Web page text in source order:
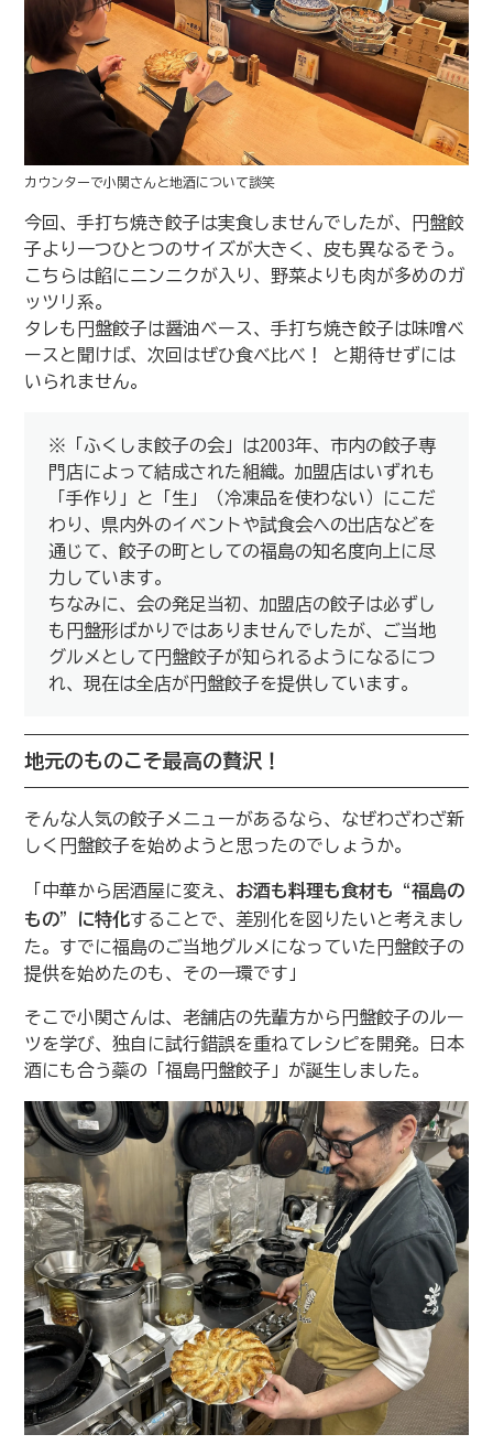
カウンターで小関さんと地酒について談笑
今回、手打ち焼き餃子は実食しませんでしたが、円盤餃
子より一つひとつのサイズが大きく、皮も異なるそう。
こちらは餡にニンニクが入り、野菜よりも肉が多めのガ
ッツリ系。
タレも円盤餃子は醤油ベース、手打ち焼き餃子は味噌ベ
ースと聞けば、次回はぜひ食べ比べ！ と期待せずには
いられません。
※「ふくしま餃子の会」は2003年、市内の餃子専
門店によって結成された組織。加盟店はいずれも
「手作り」と「生」（冷凍品を使わない）にこだ
わり、県内外のイベントや試食会への出店などを
通じて、餃子の町としての福島の知名度向上に尽
力しています。
ちなみに、会の発足当初、加盟店の餃子は必ずし
も円盤形ばかりではありませんでしたが、ご当地
グルメとして円盤餃子が知られるようになるにつ
れ、現在は全店が円盤餃子を提供しています。
地元のものこそ最高の贅沢！
そんな人気の餃子メニューがあるなら、なぜわざわざ新
しく円盤餃子を始めようと思ったのでしょうか。
「中華から居酒屋に変え、 お酒も料理も食材も“福島の
もの”に特化することで、差別化を図りたいと考えまし
た。すでに福島のご当地グルメになっていた円盤餃子の
提供を始めたのも、その一環です」
そこで小関さんは、老舗店の先輩方から円盤餃子のルー
ツを学び、独自に試行錯誤を重ねてレシピを開発。日本
酒にも合う蘂の「福島円盤餃子」が誕生しました。